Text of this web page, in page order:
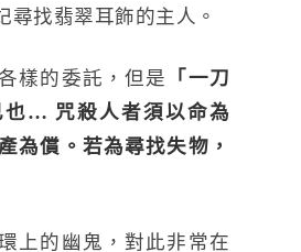
尋找翡翠耳飾的主人。
樣的委託，但是
「一刀
也… 咒殺人者須以命為
為償。若為尋找失物，
上的幽鬼，對此非常在